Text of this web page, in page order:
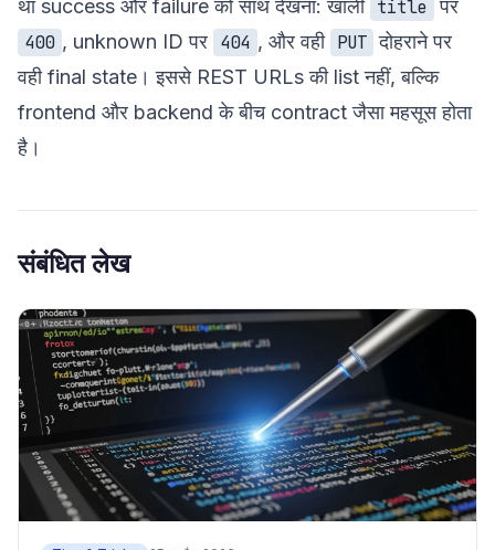
था success और failure को साथ देखना: खाली title पर
400 , unknown ID पर 404 , और वही PUT दोहराने पर
वही final state। इससे REST URLs की list नहीं, बल्कि
frontend और backend के बीच contract जैसा महसूस होता
है।
संबंधित लेख